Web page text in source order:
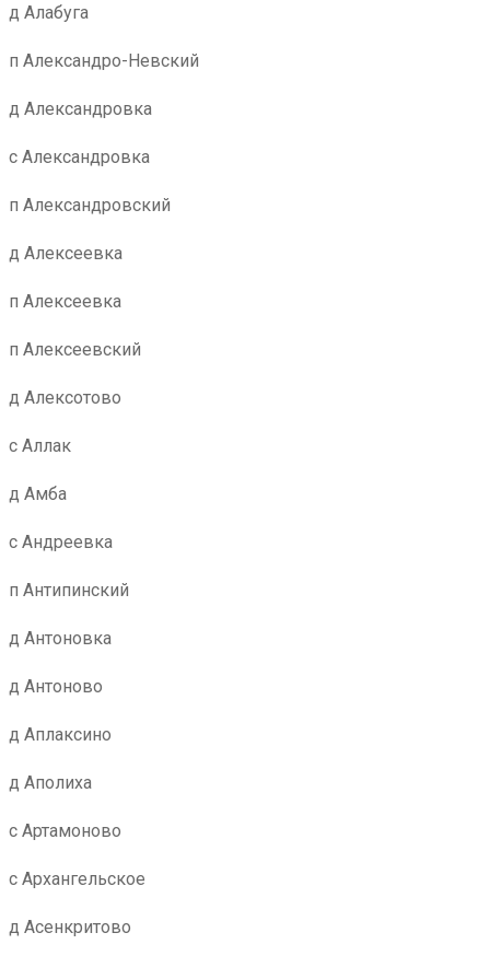
д Алабуга
п Александро-Невский
д Александровка
с Александровка
п Александровский
д Алексеевка
п Алексеевка
п Алексеевский
д Алексотово
с Аллак
д Амба
с Андреевка
п Антипинский
д Антоновка
д Антоново
д Аплаксино
д Аполиха
с Артамоново
с Архангельское
д Асенкритово